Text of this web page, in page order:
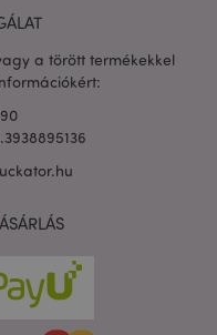
a törött termékekkel